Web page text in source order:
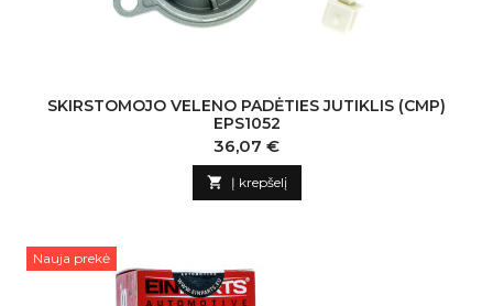
SKIRSTOMOJO VELENO PADĖTIES JUTIKLIS (CMP)
EPS1052
Kaina
36,07 €
 Į krepšelį
Nauja prekė